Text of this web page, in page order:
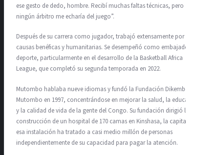
ese gesto de dedo, hombre. Recibí muchas faltas técnicas, pero
ningún árbitro me echaría del juego”.
Después de su carrera como jugador, trabajó extensamente por
causas benéficas y humanitarias. Se desempeñó como embajador del
deporte, particularmente en el desarrollo de la Basketball Africa
League, que completó su segunda temporada en 2022.
Mutombo hablaba nueve idiomas y fundó la Fundación Dikembe
Mutombo en 1997, concentrándose en mejorar la salud, la educación
y la calidad de vida de la gente del Congo. Su fundación dirigió la
construcción de un hospital de 170 camas en Kinshasa, la capital, y
esa instalación ha tratado a casi medio millón de personas
independientemente de su capacidad para pagar la atención.